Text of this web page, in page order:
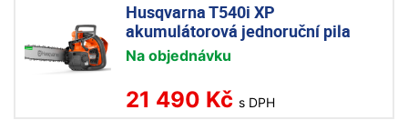
Husqvarna T540i XP
akumulátorová jednoruční pila
Na objednávku
21 490 Kč s DPH